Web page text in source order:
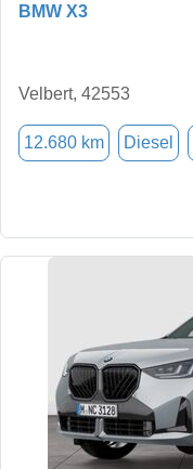
BMW X3
Velbert, 42553
12.680 km Diesel